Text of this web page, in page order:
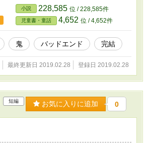
小説 228,585 位 / 228,585件
児童書・童話 4,652 位 / 4,652件
鬼 バッドエンド 完結
最終更新日 2019.02.28 登録日 2019.02.28
短編 お気に入りに追加 0